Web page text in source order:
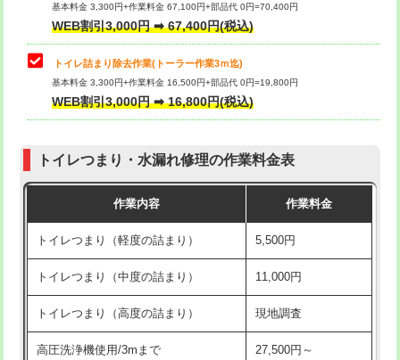
基本料金 3,300円+作業料金 67,100円+部品代 0円=70,400円
WEB割引3,000円 ➡ 67,400円(税込)
トイレ詰まり除去作業(トーラー作業3ｍ迄)
基本料金 3,300円+作業料金 16,500円+部品代 0円=19,800円
WEB割引3,000円 ➡ 16,800円(税込)
トイレつまり・水漏れ修理の作業料金表
作業内容 作業料金
トイレつまり（軽度の詰まり） 5,500円
トイレつまり（中度の詰まり） 11,000円
トイレつまり（高度の詰まり） 現地調査
高圧洗浄機使用/3mまで
27,500円～